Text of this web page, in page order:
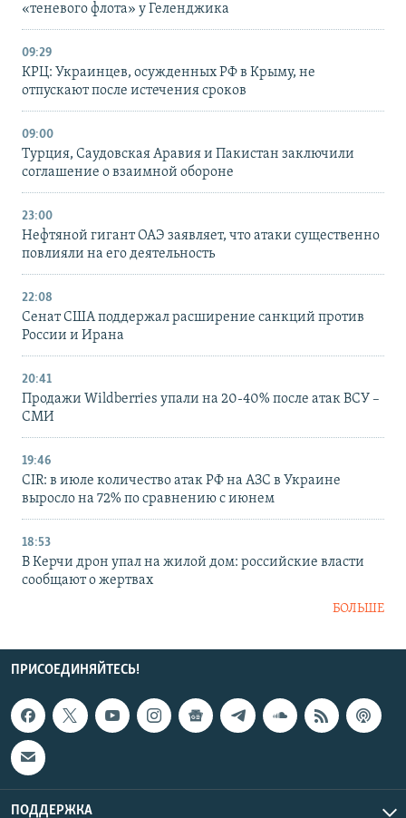
«теневого флота» у Геленджика
09:29
КРЦ: Украинцев, осужденных РФ в Крыму, не
отпускают после истечения сроков
09:00
Турция, Саудовская Аравия и Пакистан заключили
соглашение о взаимной обороне
23:00
Нефтяной гигант ОАЭ заявляет, что атаки существенно
повлияли на его деятельность
22:08
Сенат США поддержал расширение санкций против
России и Ирана
20:41
Продажи Wildberries упали на 20-40% после атак ВСУ –
СМИ
19:46
CIR: в июле количество атак РФ на АЗС в Украине
выросло на 72% по сравнению с июнем
18:53
В Керчи дрон упал на жилой дом: российские власти
сообщают о жертвах
БОЛЬШЕ
ПРИСОЕДИНЯЙТЕСЬ!
ПОДДЕРЖКА